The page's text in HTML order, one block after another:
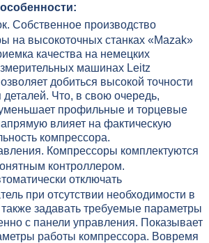
Собственное производство
на высокоточных станках «Mazak»
качества на немецких
машинах Leitz
добиться высокой точности
деталей. Что, в свою очередь,
профильные и торцевые
влияет на фактическую
компрессора.
Компрессоры комплектуются
контроллером.
отключать
при отсутствии необходимости в
также задавать требуемые параметры
с панели управления. Показывает
работы компрессора. Вовремя